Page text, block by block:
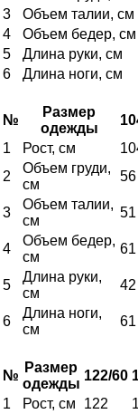
3
Объем талии, см
4
Объем бедер, см
5
Длина руки, см
6
Длина ноги, см
№
Размер
одежды
1
Рост, см
2
Объем груди,
см
56
3
Объем талии,
см
51
4
Объем бедер,
см
61
5
Длина руки,
см
42
6
Длина ноги,
см
61
№
Размер
одежды
122/60
1
Рост, см 122